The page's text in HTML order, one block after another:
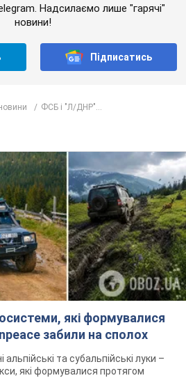
Надсилаємо лише "гарячі"
новини!
Підписатись
ФСБ і "Л/ДНР"...
які формувалися
забили на сполох
альпійські та субальпійські луки –
які формувалися протягом